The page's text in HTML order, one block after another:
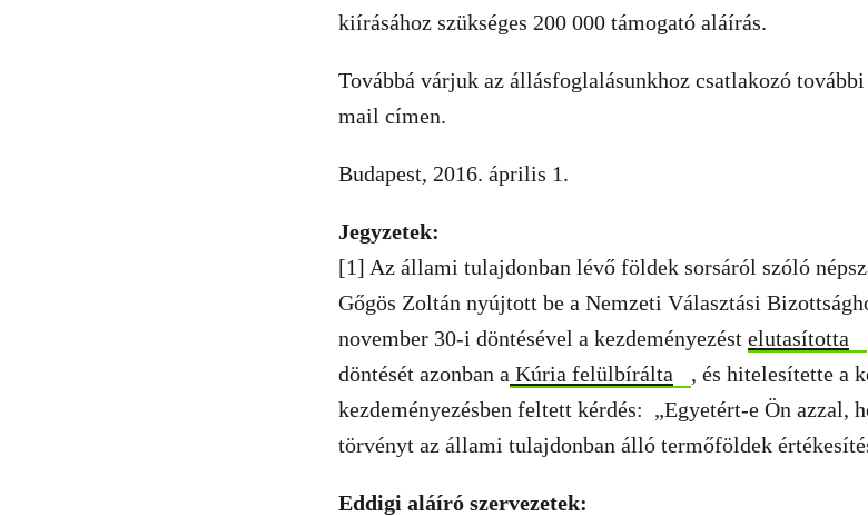
kiírásához szükséges 200 000 támogató aláírás.
Továbbá várjuk az állásfoglalásunkhoz csatlakozó
mail címen.
Budapest, 2016. április 1.
Jegyzetek:
[1] Az állami tulajdonban lévő földek sorsáról szóló
Gőgös Zoltán nyújtott be a Nemzeti Választási
november 30-i döntésével a kezdeményezést elutasította
döntését azonban a Kúria felülbírálta
, és hitelesítette a
kezdeményezésben feltett kérdés: „Egyetért-e Ön azzal,
törvényt az állami tulajdonban álló termőföldek
Eddigi aláíró szervezetek: